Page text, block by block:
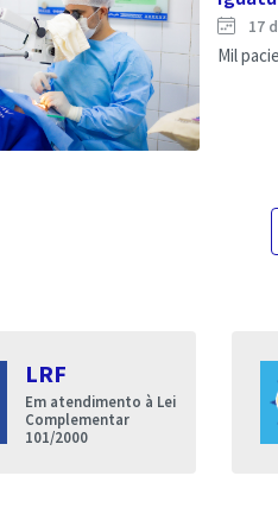
17
Mil
LRF
Em atendimento à Lei
Complementar
101/2000